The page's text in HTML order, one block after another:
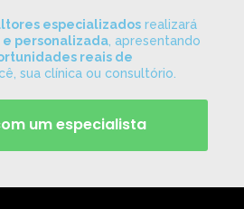
especializados realizará
personalizada, apresentando
reais de
sua clínica ou consultório.
um especialista